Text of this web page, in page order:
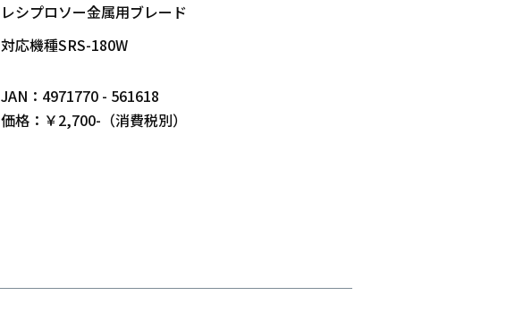
レシプロソー金属用ブレード
対応機種SRS-180W
JAN：4971770 - 561618
価格：￥2,700-（消費税別）